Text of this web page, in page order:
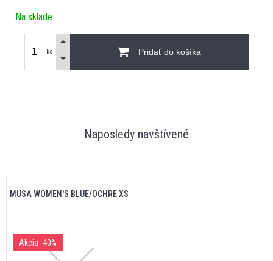
Na sklade
ks Pridať do košíka
Naposledy navštívené
MUSA WOMEN'S BLUE/OCHRE XS
Akcia -40%